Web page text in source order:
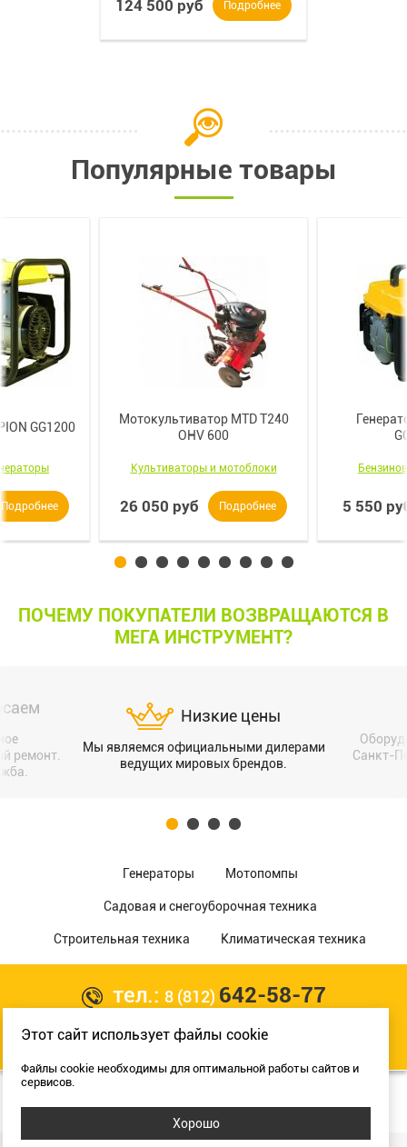
124 500 руб Подробнее
Популярные товары
GG1200
Подробнее
Мотокультиватор MTD T240
OHV 600
Культиваторы и мотоблоки
26 050 руб Подробнее 5 550
ПОЧЕМУ ПОКУПАТЕЛИ ВОЗВРАЩАЮТСЯ В
МЕГА ИНСТРУМЕНТ?
ремонт.
Низкие цены
Мы являемся официальными дилерами
ведущих мировых брендов.
Санкт-
Генераторы Мотопомпы
Садовая и снегоуборочная техника
Строительная техника Климатическая техника
тел.: 8 (812) 642-58-77
Разработка сайта:
все права защищены
Этот сайт использует файлы cookie
Файлы cookie необходимы для оптимальной работы сайтов и
сервисов.
Хорошо